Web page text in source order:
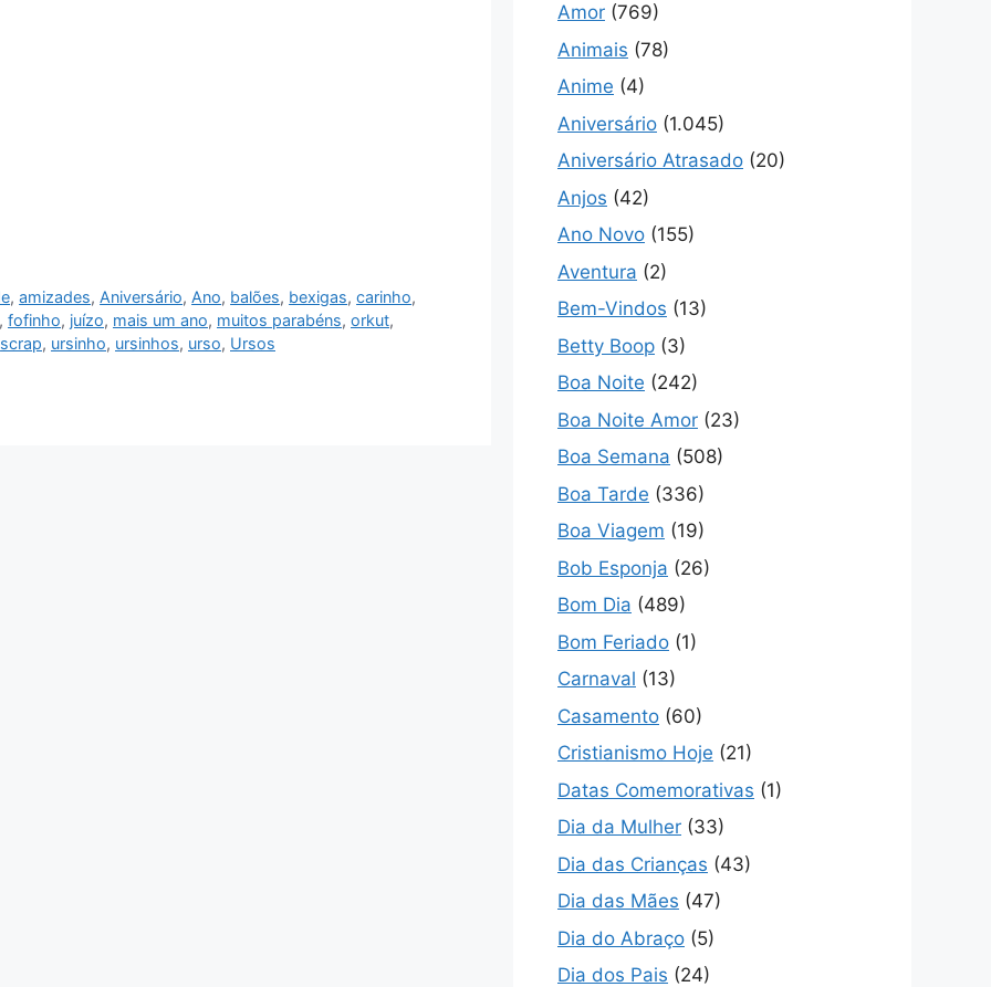
,amizades, Aniversário, Ano, balões, bexigas,carinho,
, fofinho, juízo, mais um ano, muitos parabéns, orkut,
scrap, ursinho, ursinhos, urso, Ursos
Amor (769)
Animais (78)
Anime (4)
Aniversário (1.045)
Aniversário Atrasado (20)
Anjos (42)
Ano Novo (155)
Aventura (2)
Bem-Vindos (13)
Betty Boop (3)
Boa Noite (242)
Boa Noite Amor (23)
Boa Semana (508)
Boa Tarde (336)
Boa Viagem (19)
Bob Esponja (26)
Bom Dia (489)
Bom Feriado (1)
Carnaval (13)
Casamento (60)
Cristianismo Hoje (21)
Datas Comemorativas (1)
Dia da Mulher (33)
Dia das Crianças (43)
Dia das Mães (47)
Dia do Abraço (5)
Dia dos Pais (24)